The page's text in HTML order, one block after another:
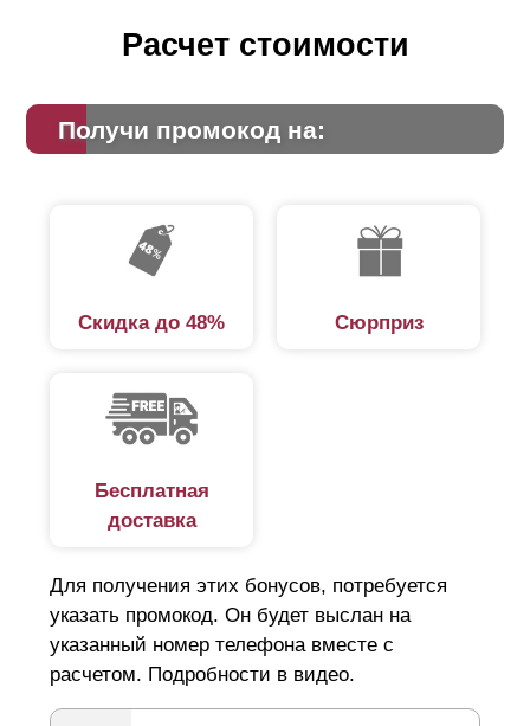
Расчет стоимости
Получи промокод на:
Скидка до 48% Сюрприз
Бесплатная
доставка
Для получения этих бонусов, потребуется
указать промокод. Он будет выслан на
указанный номер телефона вместе с
расчетом. Подробности в видео.